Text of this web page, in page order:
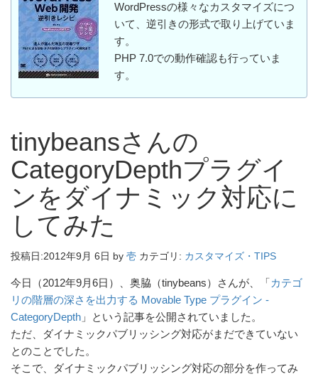
WordPressの様々なカスタマイズにつ
いて、逆引きの形式で取り上げていま
す。
PHP 7.0での動作確認も行っていま
す。
tinybeansさんの
CategoryDepthプラグイ
ンをダイナミック対応に
してみた
投稿日:2012年9月 6日 by 壱 カテゴリ: カスタマイズ・TIPS
今日（2012年9月6日）、奥脇（tinybeans）さんが、「 カテゴ
リの階層の深さを出力する Movable Type プラグイン -
CategoryDepth 」という記事を公開されていました。
ただ、ダイナミックパブリッシング対応がまだできていない
とのことでした。
そこで、ダイナミックパブリッシング対応の部分を作ってみ